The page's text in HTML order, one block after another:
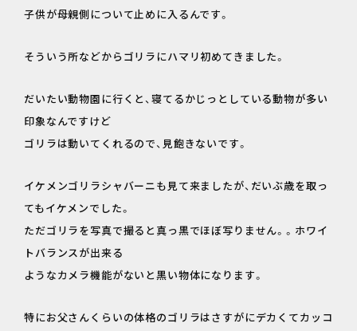
子供が母親側について止めに入るんです。
そういう所などからゴリラにハマリ初めてきました。
だいたい動物園に行くと、寝てるかじっとしている動物が多い
印象なんですけど
ゴリラは動いてくれるので、見飽きないです。
イケメンゴリラシャバーニも見て来ましたが、だいぶ歳を取っ
てもイケメンでした。
ただゴリラを写真で撮ると真っ黒でほぼ写りません。。ホワイ
トバランスが出来る
ようなカメラ機能がないと黒い物体になります。
特にお父さんくらいの体格のゴリラはさすがにデカくてカッコ